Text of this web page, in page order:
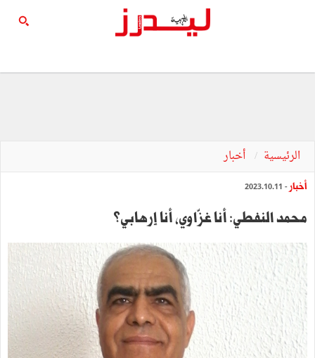
الرئيسية أخبار
أخبار - 2023.10.11
محمد النفطي: أنا غزّاوي, أنا إرهابي؟